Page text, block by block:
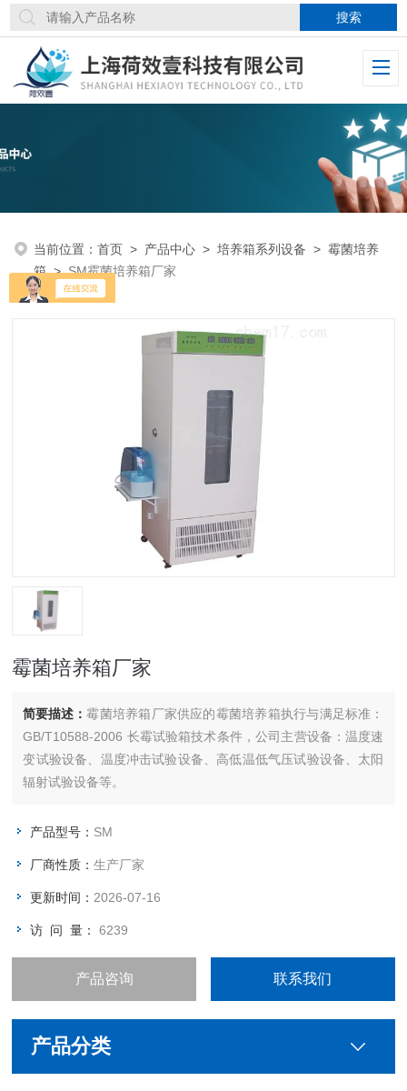
当前位置：首页 > 产品中心 >培养箱系列设备 >霉菌培养
箱>SM霉菌培养箱厂家
霉菌培养箱厂家
简要描述：霉菌培养箱厂家供应的霉菌培养箱执行与满足标准：
GB/T10588-2006 长霉试验箱技术条件，公司主营设备：温度速
变试验设备、温度冲击试验设备、高低温低气压试验设备、太阳
辐射试验设备等。
产品型号： SM
厂商性质：生产厂家
更新时间： 2026-07-16
访 问 量：6239
产品咨询 联系我们
产品分类